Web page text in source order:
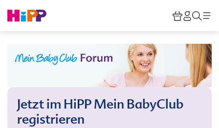
HiPP
Jetzt im HiPP Mein BabyClub
registrieren